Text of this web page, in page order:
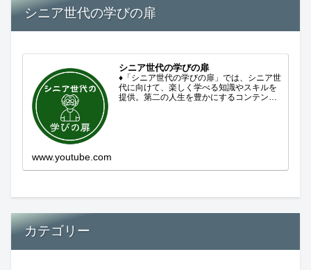
シニア世代の学びの扉
シニア世代の学びの扉
♦「シニア世代の学びの扉」では、シニア世
代に向けて、楽しく学べる知識やスキルを
提供。第二の人生を豊かにするコンテンツ
www.youtube.com
カテゴリー